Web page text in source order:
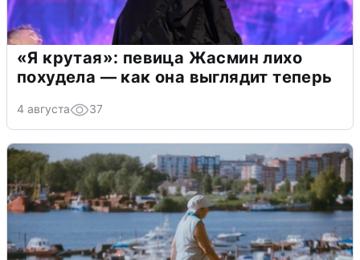
«Я крутая»: певица Жасмин лихо
похудела — как она выглядит теперь
4 августа 37